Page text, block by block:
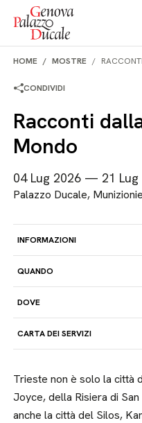
Salta al contenuto
HOME MOSTRE
CONDIVIDI
Racconti
Mondo
04 Lug 2026 — 21 Lug
Palazzo Ducale,
INFORMAZIONI
QUANDO
DOVE
CARTA DEI SERVIZI
Trieste non è solo la città
Joyce, della Risiera di
anche la città del Silos,